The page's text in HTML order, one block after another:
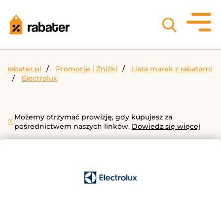
rabater.pl Promocje i Zniżki
Lista marek z rabatami
Electrolux
Możemy otrzymać prowizję, gdy kupujesz za
pośrednictwem naszych linków. Dowiedz się więcej